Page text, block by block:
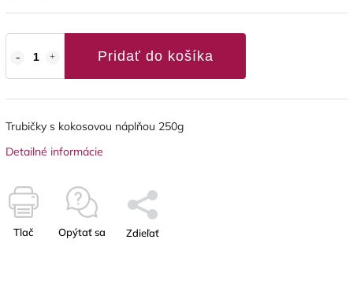
Pridať do košíka
Trubičky s kokosovou náplňou 250g
Detailné informácie
Tlač Opýtať sa Zdieľať